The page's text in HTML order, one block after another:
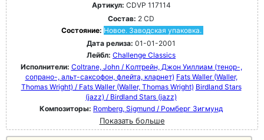
Артикул: CDVP 117114
Состав: 2 CD
Состояние: Новое. Заводская упаковка.
Дата релиза: 01-01-2001
Лейбл: Challenge Classics
Исполнители: Coltrane, John / Колтрейн, Джон Уиллиам (тенор-,
сопрано-, альт-саксофон, флейта, кларнет) Fats Waller (Waller,
Thomas Wright) / Fats Waller (Waller, Thomas Wright) Birdland Stars
(jazz) / Birdland Stars (jazz)
Композиторы: Romberg, Sigmund / Ромберг Зигмунд
Показать больше